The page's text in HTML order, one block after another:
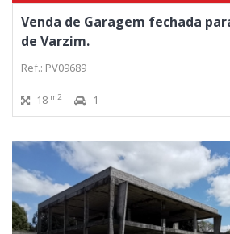
Venda de Garagem fechada
de Varzim.
Ref.: PV09689
18 m2 1